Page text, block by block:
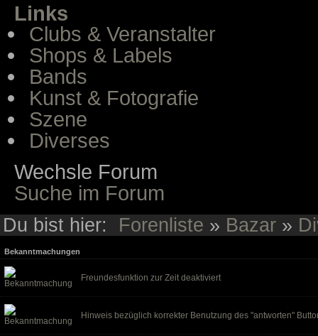
Links
Clubs & Veranstalter
Shops & Labels
Bands
Kunst & Fotografie
Szene
Diverses
Wechsle Forum
Suche im Forum
Du bist hier: Forenliste » Bazar »
Bekanntmachungen
Freundesfunktion zur Zeit deaktiviert
Hinweis bezüglich korrekter Benutzung des "antworten"